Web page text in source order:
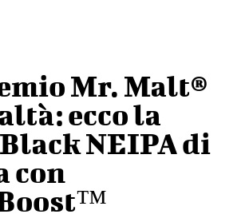
Mr. Malt®
ecco la
NEIPA di
con